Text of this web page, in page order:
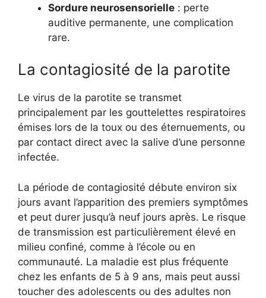
Sordure neurosensorielle : perte
auditive permanente, une complication
rare.
La contagiosité de la parotite
Le virus de la parotite se transmet
principalement par les gouttelettes respiratoires
émises lors de la toux ou des éternuements, ou
par contact direct avec la salive d’une personne
infectée.
La période de contagiosité débute environ six
jours avant l’apparition des premiers symptômes
et peut durer jusqu’à neuf jours après. Le risque
de transmission est particulièrement élevé en
milieu confiné, comme à l’école ou en
communauté. La maladie est plus fréquente
chez les enfants de 5 à 9 ans, mais peut aussi
toucher des adolescents ou des adultes non